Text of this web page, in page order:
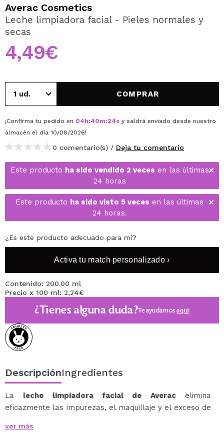
Al crear una cuenta en Maquillalia.com podrás realizar
tus compras rápidamente, revisar el estado de tus
Averac Cosmetics
Leche limpiadora facial - Pieles normales y
secas
4,49€
COMPRAR
¡Confirma tu pedido en 04h:40m:24s y saldrá enviado desde nuestro
almacén el día 10/08/2026!
0 comentario(s) / Deja tu comentario
Este producto ha sido vendido 2 veces en las últimas
24 horas
Este producto ha sido visto 5 veces en las últimas
24 horas.
¿Es este producto adecuado para mí?
Activa tu match personalizado ›
Contenido: 200.00 ml
Precio x 100 ml: 2,24€
¿Tienes alguna duda?Te ayudamosaquí
DescripciónIngredientes
La leche limpiadora facial de Averacelimina
eficazmente las impurezas, el maquillaje y el exceso de
Su fórmula enriquecida con pantenol y aloe vera limpia,
ver más